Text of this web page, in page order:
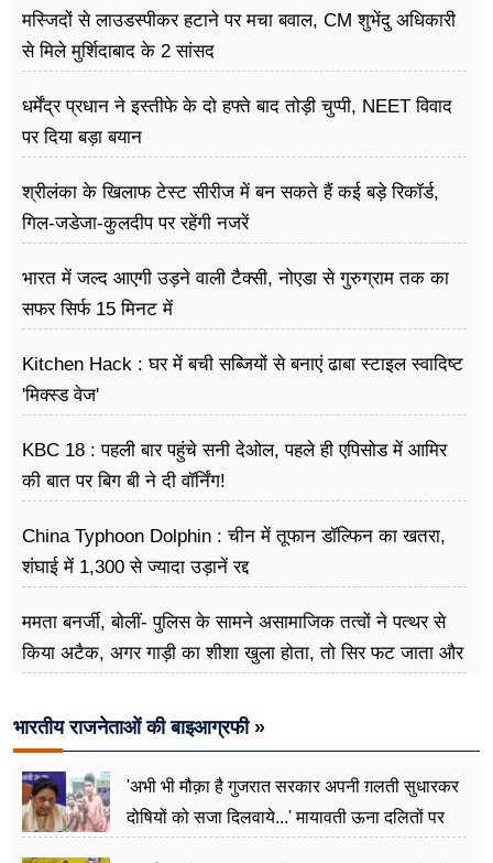
मस्जिदों से लाउडस्पीकर हटाने पर मचा बवाल, CM शुभेंदु अधिकारी
से मिले मुर्शिदाबाद के 2 सांसद
धर्मेंद्र प्रधान ने इस्तीफे के दो हफ्ते बाद तोड़ी चुप्पी, NEET विवाद
पर दिया बड़ा बयान
श्रीलंका के खिलाफ टेस्ट सीरीज में बन सकते हैं कई बड़े रिकॉर्ड,
गिल-जडेजा-कुलदीप पर रहेंगी नजरें
भारत में जल्द आएगी उड़ने वाली टैक्सी, नोएडा से गुरुग्राम तक का
सफर सिर्फ 15 मिनट में
Kitchen Hack : घर में बची सब्जियों से बनाएं ढाबा स्टाइल स्वादिष्ट
'मिक्स्ड वेज'
KBC 18 : पहली बार पहुंचे सनी देओल, पहले ही एपिसोड में आमिर
की बात पर बिग बी ने दी वॉर्निंग!
China Typhoon Dolphin : चीन में तूफान डॉल्फिन का खतरा,
शंघाई में 1,300 से ज्यादा उड़ानें रद्द
ममता बनर्जी, बोलीं- पुलिस के सामने असामाजिक तत्वों ने पत्थर से
किया अटैक, अगर गाड़ी का शीशा खुला होता, तो सिर फट जाता और
भारतीय राजनेताओं की बाइआग्रफी »
'अभी भी मौक़ा है गुजरात सरकार अपनी ग़लती सुधारकर
दोषियों को सजा दिलवाये...' मायावती ऊना दलितों पर